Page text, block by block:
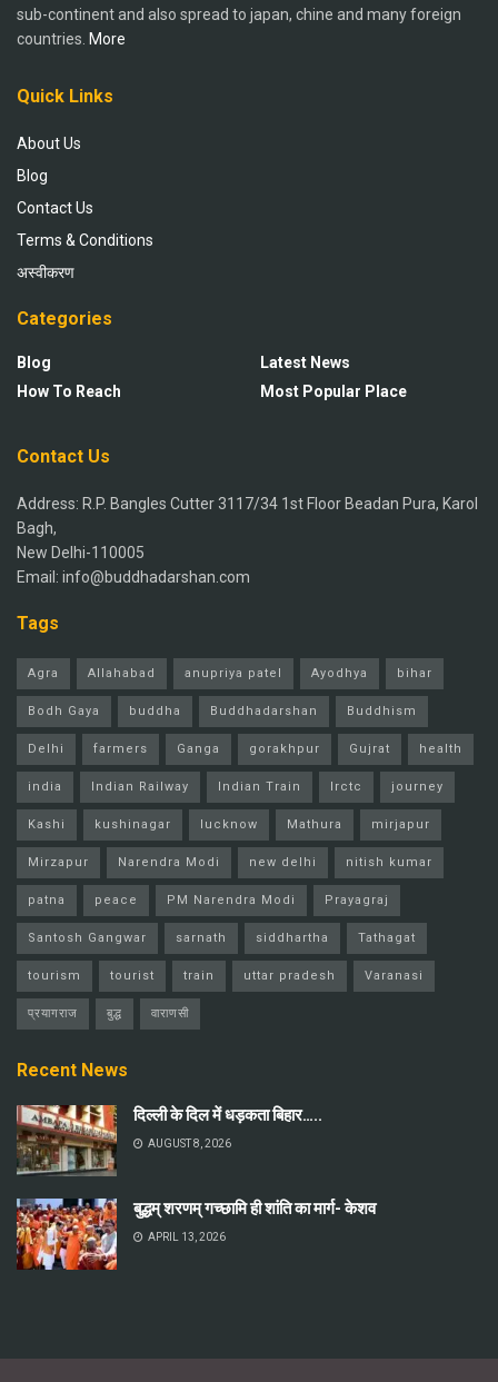
sub-continent and also spread to japan, chine and many foreign
countries. More
Quick Links
About Us
Blog
Contact Us
Terms & Conditions
अस्वीकरण
Categories
Blog
How To Reach
Latest News
Most Popular Place
Contact Us
Address: R.P. Bangles Cutter 3117/34 1st Floor Beadan Pura, Karol
Bagh,
New Delhi-110005
Email: info@buddhadarshan.com
Tags
Agra Allahabad anupriya patel Ayodhya bihar
Bodh Gaya buddha Buddhadarshan Buddhism
Delhi farmers Ganga gorakhpur Gujrat health
india Indian Railway Indian Train Irctc journey
Kashi kushinagar lucknow Mathura mirjapur
Mirzapur Narendra Modi new delhi nitish kumar
patna peace PM Narendra Modi Prayagraj
Santosh Gangwar sarnath siddhartha Tathagat
tourism tourist train uttar pradesh Varanasi
प्रयागराज बुद्ध वाराणसी
Recent News
दिल्ली के दिल में धड़कता बिहार…..
AUGUST 8, 2026
बुद्धम् शरणम् गच्छामि ही शांति का मार्ग- केशव
APRIL 13, 2026